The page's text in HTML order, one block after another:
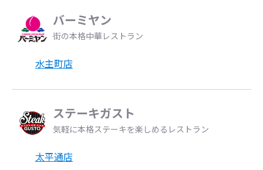
バーミヤン
街の本格中華レストラン
水主町店
ステーキガスト
気軽に本格ステーキを楽しめるレストラン
太平通店